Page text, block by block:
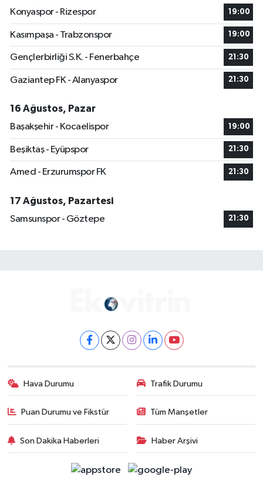
Konyaspor - Rizespor
19:00
Kasımpaşa - Trabzonspor 19:00
Gençlerbirliği S.K. - Fenerbahçe 21:30
Gaziantep FK - Alanyaspor 21:30
16 Ağustos, Pazar
Başakşehir - Kocaelispor
19:00
Beşiktaş - Eyüpspor 21:30
Amed - Erzurumspor FK 21:30
17 Ağustos, Pazartesi
Samsunspor - Göztepe
21:30
Hava Durumu Trafik Durumu
Puan Durumu ve Fikstür Tüm Manşetler
Son Dakika Haberleri Haber Arşivi